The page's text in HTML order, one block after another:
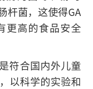
杆菌，这使得GA
更高的食品安全
符合国内外儿童
以科学的实验和